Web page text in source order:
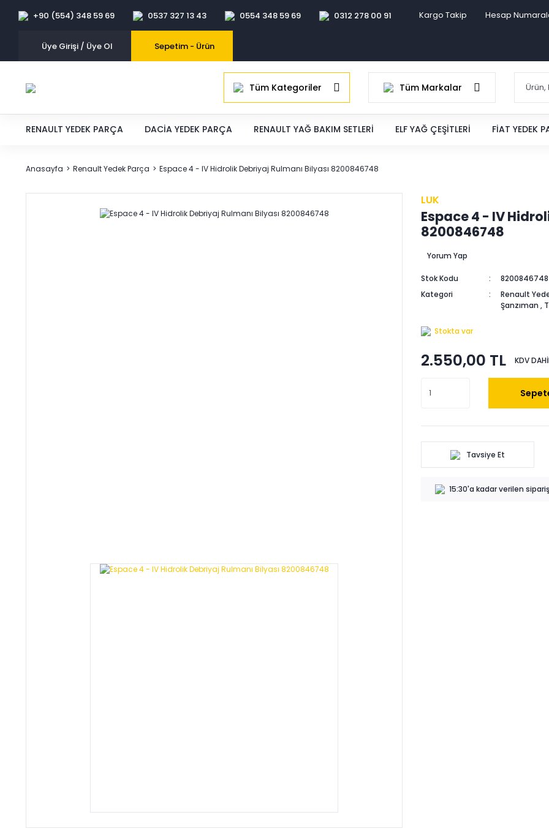
+90 (554) 348 59 69 0537 327 13 43 0554 348 59 69 0312 278 00 91 Kargo Takip Hesap
Üye Girişi / Üye Ol Sepetim - Ürün
Tüm Kategoriler Tüm Markalar
RENAULT YEDEK PARÇA DACIA YEDEK PARÇA RENAULT YAĞ BAKIM SETLERI ELF YAĞ ÇEŞITLERI FIAT YEDEK
Anasayfa Renault Yedek Parça Espace 4 - IV Hidrolik Debriyaj Rulmanı Bilyası 8200846748
LUK
Espace 4 - IV
8200846748
Yorum Yap
Stok Kodu
Kategori
Renault
Şanzıman ,
Stokta var
2.550,00 TL KDV
Tavsiye Et
15:30'a kadar verilen